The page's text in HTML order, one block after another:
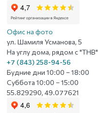
Офис на фото
ул. Шамиля Усманова, 5
На углу дома, рядом с "ТНВ"
+7 (843) 258-94-56
Будние дни 10:00 – 18:00
Суббота 10:00 – 15:00
55.829290, 49.077621